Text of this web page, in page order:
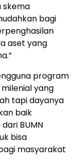
skema
bagi
aset yang
program
yang
tapi dayanya
baik
BUMN
bisa
masyarakat